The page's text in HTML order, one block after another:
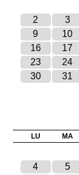
2
3
9
10
16
17
23
24
30
31
LU MA
4
5